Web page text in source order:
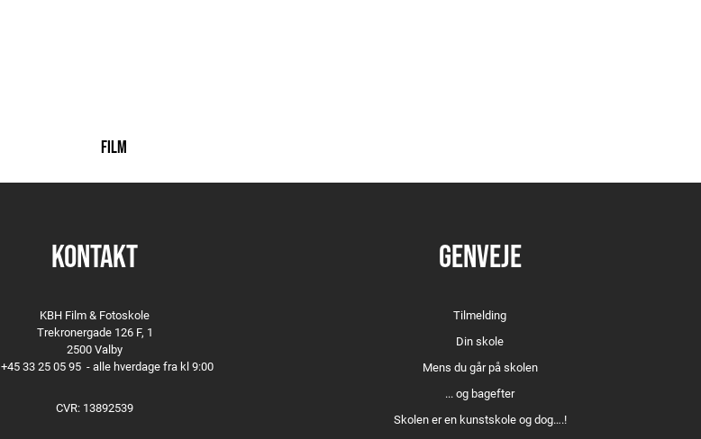
FILM
KONTAKT
KBH Film & Fotoskole
Trekronergade 126 F, 1
2500 Valby
+45 33 25 05 95- alle hverdage fra kl 9:00
CVR: 13892539
GENVEJE
Tilmelding
Din skole
Mens du går på skolen
... og bagefter
Skolen er en kunstskole og dog….!